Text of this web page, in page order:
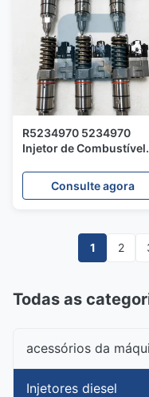
R5234970 5234970
Injetor de Combustível
S60
Consulte agora
1 2
Todas as
acessórios da
Injetores diesel